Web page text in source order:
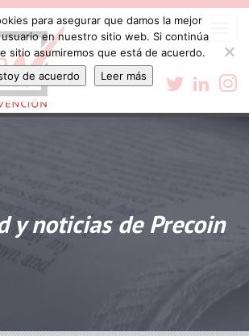
y noticias de Precoin
para asegurar que damos la mejor
en nuestro sitio web. Si continúa
sitio asumiremos que está de acuerdo.
de acuerdo
Leer más